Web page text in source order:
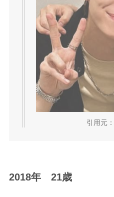
引用元：
2018年 21歳